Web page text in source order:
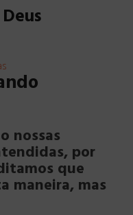
nossas
por
que
maneira, mas